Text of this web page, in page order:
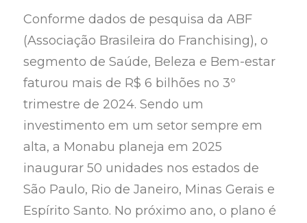
Conforme dados de pesquisa da ABF
(Associação Brasileira do Franchising), o
segmento de Saúde, Beleza e Bem-estar
faturou mais de R$ 6 bilhões no 3º
trimestre de 2024. Sendo um
investimento em um setor sempre em
alta, a Monabu planeja em 2025
inaugurar 50 unidades nos estados de
São Paulo, Rio de Janeiro, Minas Gerais e
Espírito Santo. No próximo ano, o plano é